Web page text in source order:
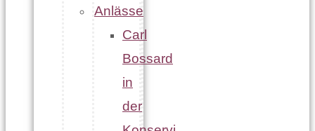
Anlässe
Carl
Bossard
in
der